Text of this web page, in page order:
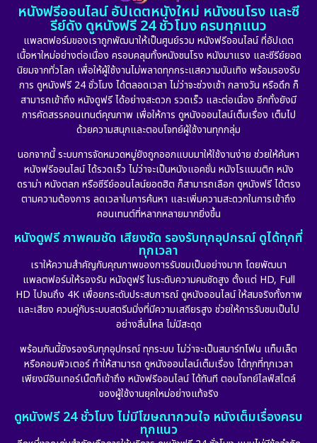
หนังฟรีออนไลน์ อัปเดตหนังใหม่ หนังชนโรง และซี
รีย์ดัง ดูหนังฟรี 24 ชั่วโมง ครบทุกแนว
แพลตฟอร์มของเราถูกพัฒนาให้เป็นศูนย์รวม หนังฟรีออนไลน์ ที่อัปเดต
เนื้อหาใหม่อย่างต่อเนื่อง ครอบคลุมทั้งหนังชนโรง หนังมาแรง และซีรีย์ยอด
นิยมจากทั่วโลก เพื่อให้ผู้ใช้งานไม่พลาดทุกกระแสความบันเทิง พร้อมรองรับ
การ ดูหนังฟรี 24 ชั่วโมง ได้ตลอดเวลา ไม่ว่าจะช่วงเช้า กลางวัน หรือดึก ก็
สามารถเข้าถึง หนังดูฟรี ได้อย่างสะดวก รวดเร็ว และต่อเนื่อง อีกทั้งยังมี
การคัดสรรคอนเทนต์คุณภาพ เพื่อให้การ ดูหนังออนไลน์เต็มเรื่อง เต็มไป
ด้วยความสนุกและตอบโจทย์ผู้ใช้งานทุกกลุ่ม
นอกจากนี้ ระบบการจัดหมวดหมู่ยังถูกออกแบบมาให้ใช้งานง่าย ช่วยให้ค้นหา
หนังฟรีออนไลน์ ได้รวดเร็ว ไม่ว่าจะเป็นหนังแอคชั่น หนังโรแมนติก หนัง
ดราม่า หนังตลก หรือซีรีย์ออนไลน์ยอดฮิต ก็สามารถเลือก ดูหนังฟรี ได้ตรง
ตามความต้องการ ลดเวลาในการค้นหา และเพิ่มความสะดวกในการเข้าถึง
คอนเทนต์ที่หลากหลายมากยิ่งขึ้น
หนังดูฟรี ภาพคมชัด เสียงชัด รองรับทุกอุปกรณ์ ดูได้ทุกที่
ทุกเวลา
เราให้ความสำคัญกับคุณภาพของการรับชมเป็นอย่างมาก โดยพัฒนา
แพลตฟอร์มให้รองรับ หนังดูฟรี ในระดับความคมชัดสูง ตั้งแต่ HD, Full
HD ไปจนถึง 4K เพื่อยกระดับประสบการณ์ ดูหนังออนไลน์ ให้สมจริงทั้งภาพ
และเสียง ควบคู่กับระบบสตรีมมิ่งที่มีความเสถียรสูง ช่วยให้การรับชมเป็นไป
อย่างลื่นไหล ไม่มีสะดุด
พร้อมกันนี้ยังรองรับทุกอุปกรณ์ ทุกระบบ ไม่ว่าจะเป็นสมาร์ทโฟน แท็บเล็ต
หรือคอมพิวเตอร์ ทำให้สามารถ ดูหนังออนไลน์เต็มเรื่อง ได้ทุกที่ทุกเวลา
เพียงมีอินเทอร์เน็ตก็เข้าถึง หนังฟรีออนไลน์ ได้ทันที ตอบโจทย์ไลฟ์สไตล์
ของผู้ใช้งานยุคใหม่อย่างแท้จริง
ดูหนังฟรี 24 ชั่วโมง ไม่มีโฆษณากวนใจ หนังเต็มเรื่องครบ
ทุกแนว